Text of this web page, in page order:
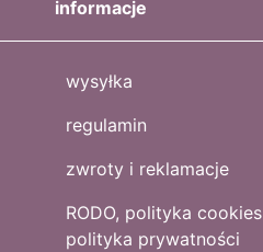
informacje
wysyłka
regulamin
zwroty i reklamacje
RODO, polityka cookies
polityka prywatności